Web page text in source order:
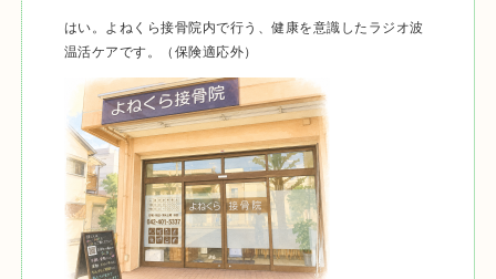
はい。よねくら接骨院内で行う、健康を意識したラジオ波
温活ケアです。（保険適応外）